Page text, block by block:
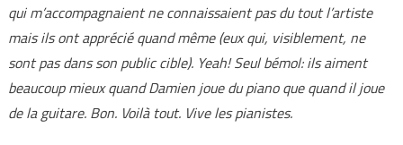
qui m’accompagnaient ne connaissaient pas du tout l’artiste
mais ils ont apprécié quand même (eux qui, visiblement, ne
sont pas dans son public cible). Yeah! Seul bémol: ils aiment
beaucoup mieux quand Damien joue du piano que quand il joue
de la guitare. Bon. Voilà tout. Vive les pianistes.